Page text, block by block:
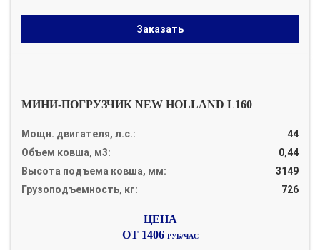
Заказать
МИНИ-ПОГРУЗЧИК NEW HOLLAND L160
Мощн. двигателя, л.с.:
44
Объем ковша, м3:
0,44
Высота подъема ковша, мм:
3149
Грузоподъемность, кг:
726
ОТ 1406 РУБ/ЧАС